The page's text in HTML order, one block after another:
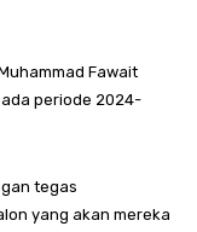
Fawait
periode 2024-
tegas
yang akan mereka